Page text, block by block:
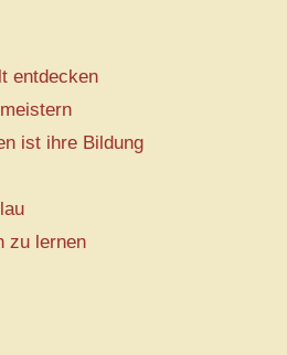
entdecken
ist ihre Bildung
zu lernen